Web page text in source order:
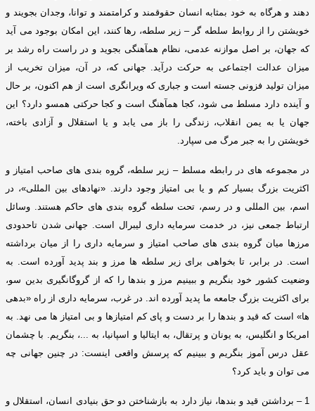
دهند و هرگاه به خود بمثابه انسان حقوقمند و کرامتمند و توانا، وجدان بجویند و
خویشتن را از روابط سلطه گر – زیر سلطه، رها کنند، این امکان بوجود می آید
که جهان، بر اصل موازنه عدمی، نظام همآهنگی بجوید و در راست راه رشد بر
میزان عدالت اجتماعی به حرکت درآید
جهانی که، در آن، میزان تخریب از
میزان تولید فزونی جسته است و جباری که ویرانگری است از هم اکنون، بر حال
و آینده دارد مسلط می شود، کجا همآهنگ است و کجا حرکتی همسو دارد؟ این
جهان یا به یمن انقلاب، زندگی را باز می یابد و یا استقلال و آزادی باخته،
خویشتن را به جبر مرگ می سپارد
در مجموعه های در رابطه مسلط – زیر سلطه، گروه بندی های صاحب امتیاز و
اکثریت بزرگ بسیار کم و یا بی امتیاز وجود دارند
. «نهادهای بین المللی»، در
اسم ، بین المللی و در رسم ، تحت سلطه گروه بندی های حاکم هستند
وسائل
ارتباط جمعی نیز، در خدمت سرمایه داری لیبرال است. جهانی شدن تاحدودی
مرزها میان گروه بندی های صاحب امتیاز و سرمایه داری را از میان برداشته
است. در برابر، تا بخواهی برای زیر سلطه ها مرز و بند پدید آورده است
به
وضعیت کشور خود بنگریم و ببینیم مرز و بندها را که از گروگانگیری بدین سو،
برای اکثریت بزرگ جامعه ما پدید آورده اند
در غرب، سرمایه داری از راه «بدهی
ها» است که قید و بندها را بر دست و پای کم امتیازها و بی امتیاز ها می نهد
به
امریکا و انگلیس، به یونان و پرتقال، به ایتالیا و اسپانیا، به
، بنگریم
با چشمان
عقل درس آموز بنگریم و ببینیم که پرسش واقعی اینست: در چنین جهانی چه
می توان و باید کرد؟
1 –
برداشتن قید و بندها، نیاز دارد به بازشناختن دو حق بنیادی انسان، استقلال و